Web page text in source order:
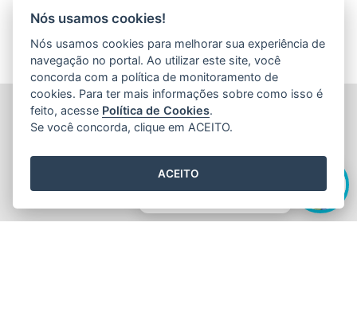
Olá! Sou a
como posso te ajudar hoje?
FUNDAÇÃO DE AMPARO À PESQUISA E INOVAÇÃO DO
ESPÍRITO SANTO (FAPES)
CEP: 29066-380 - Vitória / ES
Tel.: 27 3636 1850
Nós usamos cookies!
Nós usamos cookies para melhorar sua experiência de
navegação no portal. Ao utilizar este site, você
concorda com a política de monitoramento de
cookies. Para ter mais informações sobre como isso é
feito, acesse Política de Cookies.
Se você concorda, clique em ACEITO.
ACEITO